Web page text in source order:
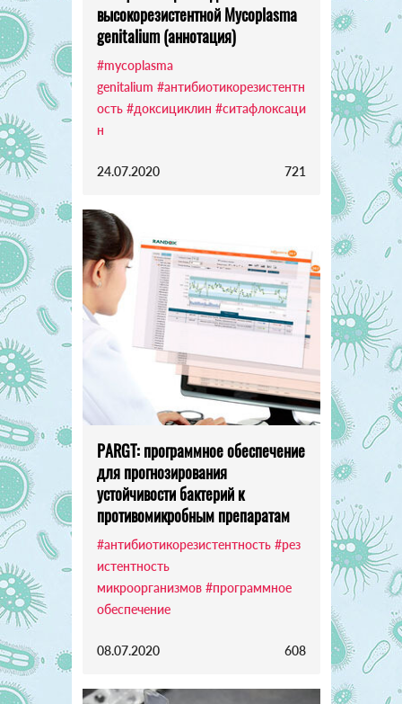
высокорезистентной Mycoplasma
genitalium (аннотация)
#mycoplasma
genitalium #антибиотикорезистентн
ость #доксициклин #ситафлоксаци
н
24.07.2020 721
PARGT: программное обеспечение
для прогнозирования
устойчивости бактерий к
противомикробным препаратам
#антибиотикорезистентность #рез
истентность
микроорганизмов #программное
обеспечение
08.07.2020 608